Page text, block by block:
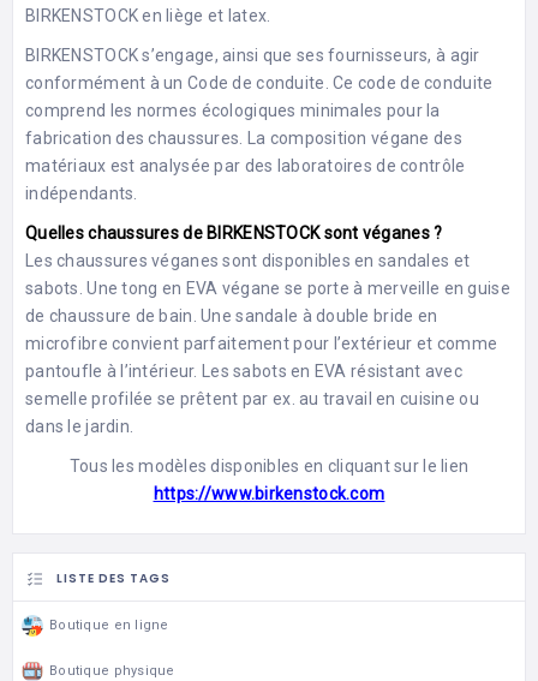
BIRKENSTOCK en liège et latex.
BIRKENSTOCK s’engage, ainsi que ses fournisseurs, à agir
conformément à un Code de conduite. Ce code de conduite
comprend les normes écologiques minimales pour la
fabrication des chaussures. La composition végane des
matériaux est analysée par des laboratoires de contrôle
indépendants.
Quelles chaussures de BIRKENSTOCK sont véganes ?
Les chaussures véganes sont disponibles en sandales et
sabots. Une tong en EVA végane se porte à merveille en guise
de chaussure de bain. Une sandale à double bride en
microfibre convient parfaitement pour l’extérieur et comme
pantoufle à l’intérieur. Les sabots en EVA résistant avec
semelle profilée se prêtent par ex. au travail en cuisine ou
dans le jardin.
Tous les modèles disponibles en cliquant sur le lien
https://www.birkenstock.com
LISTE DES TAGS
Boutique en ligne
Boutique physique